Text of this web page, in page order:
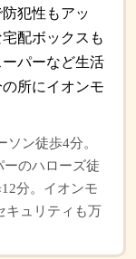
犯性もアッ
配ボックスも
パーなど生活
所にイオンモ
ン徒歩4分。
ーのハローズ徒
分。イオンモ
キュリティも万